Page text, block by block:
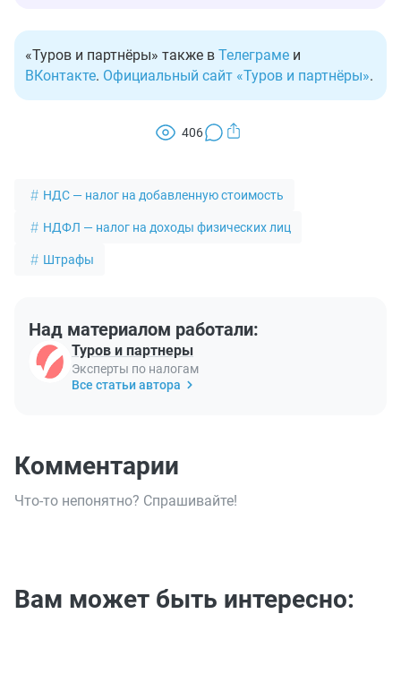
«Туров и партнёры» также в Телеграме и
ВКонтакте. Официальный сайт «Туров и партнёры».
406
НДС — налог на добавленную стоимость
НДФЛ — налог на доходы физических лиц
Штрафы
Над материалом работали:
Туров и партнеры
Эксперты по налогам
Все статьи автора
Комментарии
Что-то непонятно? Спрашивайте!
Вам может быть интересно: